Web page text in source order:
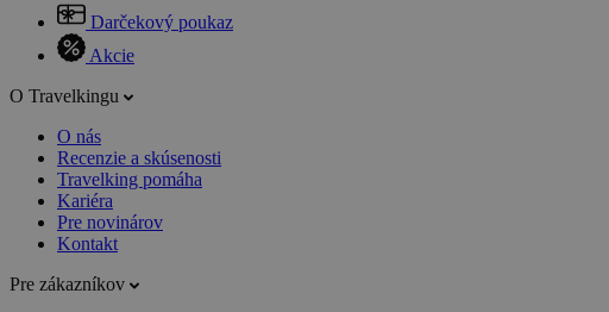
Darčekový poukaz
Akcie
O Travelkingu
O nás
Recenzie a skúsenosti
Travelking pomáha
Kariéra
Pre novinárov
Kontakt
Pre zákazníkov